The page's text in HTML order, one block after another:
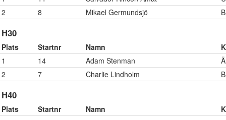
2
8 Mikael Germundsjö
H30
Plats Startnr Namn
1
14 Adam Stenman
2
7 Charlie Lindholm
H40
Plats Startnr Namn